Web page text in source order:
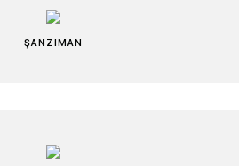
ŞANZIMAN